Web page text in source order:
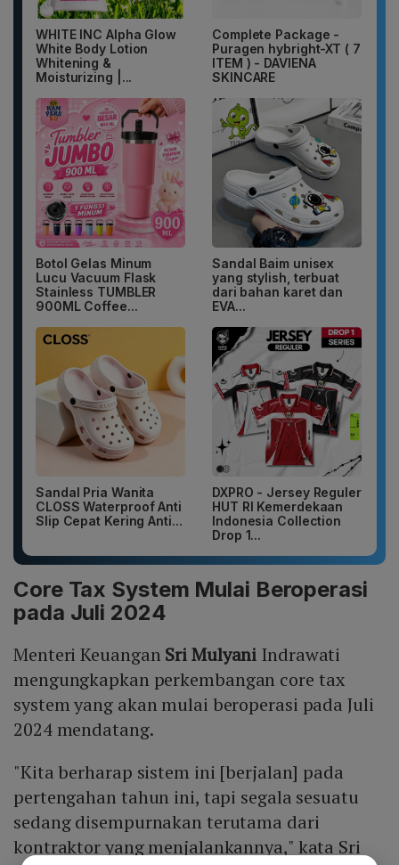
WHITE INC Alpha Glow
White Body Lotion
Whitening &
Moisturizing |...
Complete Package -
Puragen hybright-XT ( 7
ITEM ) - DAVIENA
SKINCARE
Botol Gelas Minum
Lucu Vacuum Flask
Stainless TUMBLER
900ML Coffee...
Sandal Baim unisex
yang stylish, terbuat
dari bahan karet dan
EVA...
Sandal Pria Wanita
CLOSS Waterproof Anti
Slip Cepat Kering Anti...
DXPRO - Jersey Reguler
HUT RI Kemerdekaan
Indonesia Collection
Drop 1...
Core Tax System Mulai Beroperasi
pada Juli 2024
Menteri Keuangan Sri Mulyani Indrawati
mengungkapkan perkembangan core tax
system yang akan mulai beroperasi pada Juli
2024 mendatang.
"Kita berharap sistem ini [berjalan] pada
pertengahan tahun ini, tapi segala sesuatu
sedang disempurnakan terutama dari
kontraktor yang menjalankannya," kata Sri